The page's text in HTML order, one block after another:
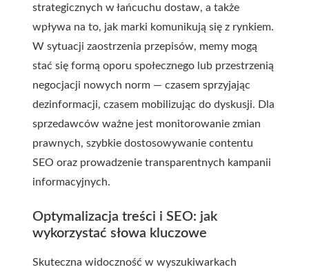
strategicznych w łańcuchu dostaw, a także
wpływa na to, jak marki komunikują się z rynkiem.
W sytuacji zaostrzenia przepisów, memy mogą
stać się formą oporu społecznego lub przestrzenią
negocjacji nowych norm — czasem sprzyjając
dezinformacji, czasem mobilizując do dyskusji. Dla
sprzedawców ważne jest monitorowanie zmian
prawnych, szybkie dostosowywanie contentu
SEO oraz prowadzenie transparentnych kampanii
informacyjnych.
Optymalizacja treści i SEO: jak
wykorzystać słowa kluczowe
Skuteczna widoczność w wyszukiwarkach